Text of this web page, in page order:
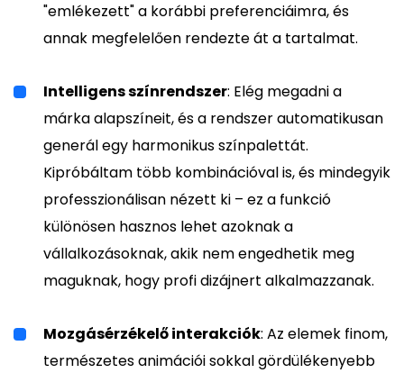
"emlékezett" a korábbi preferenciáimra, és
annak megfelelően rendezte át a tartalmat.
Intelligens színrendszer: Elég megadni a
márka alapszíneit, és a rendszer automatikusan
generál egy harmonikus színpalettát.
Kipróbáltam több kombinációval is, és mindegyik
professzionálisan nézett ki – ez a funkció
különösen hasznos lehet azoknak a
vállalkozásoknak, akik nem engedhetik meg
maguknak, hogy profi dizájnert alkalmazzanak.
Mozgásérzékelő interakciók: Az elemek finom,
természetes animációi sokkal gördülékenyebb